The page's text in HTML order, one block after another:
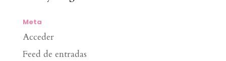
Meta
Acceder
Feed de entradas